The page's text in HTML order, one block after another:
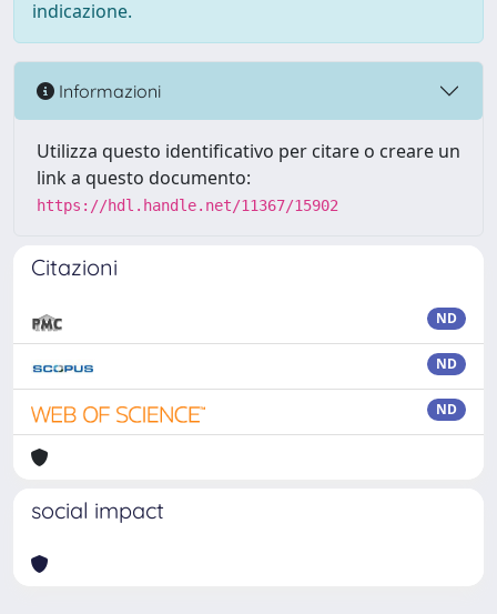
indicazione.
Informazioni
Utilizza questo identificativo per citare o creare un
link a questo documento:
https://hdl.handle.net/11367/15902
Citazioni
ND
ND
ND
social impact